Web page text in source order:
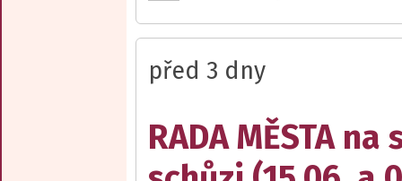
před 3 dny
RADA MĚSTA na